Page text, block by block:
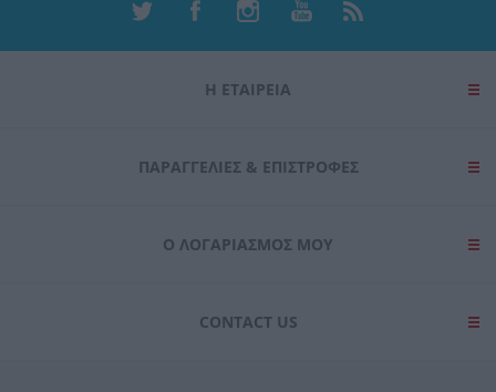
Η ΕΤΑΙΡΕΙΑ
ΠΑΡΑΓΓΕΛΊΕΣ & ΕΠΙΣΤΡΟΦΈΣ
Ο ΛΟΓΑΡΙΑΣΜΌΣ ΜΟΥ
CONTACT US